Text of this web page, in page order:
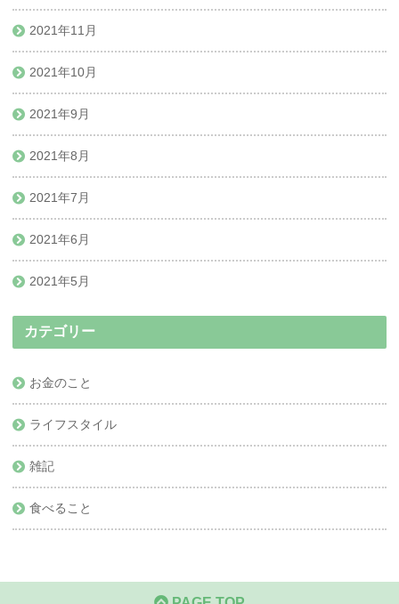
2021年11月
2021年10月
2021年9月
2021年8月
2021年7月
2021年6月
2021年5月
カテゴリー
お金のこと
ライフスタイル
雑記
食べること